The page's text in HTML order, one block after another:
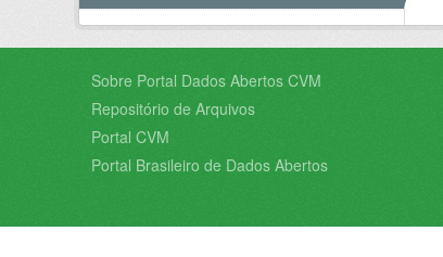
Sobre Portal Dados Abertos CVM
Repositório de Arquivos
Portal CVM
Portal Brasileiro de Dados Abertos